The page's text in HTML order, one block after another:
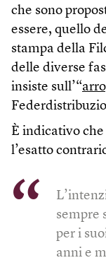
che sono
essere, quello
stampa della
delle diverse
insiste sull’“
È indicativo
l’esatto
sempre
per i
anni e